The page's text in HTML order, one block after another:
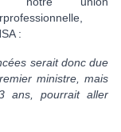
:
serait donc due
ministre, mais
ans, pourrait aller